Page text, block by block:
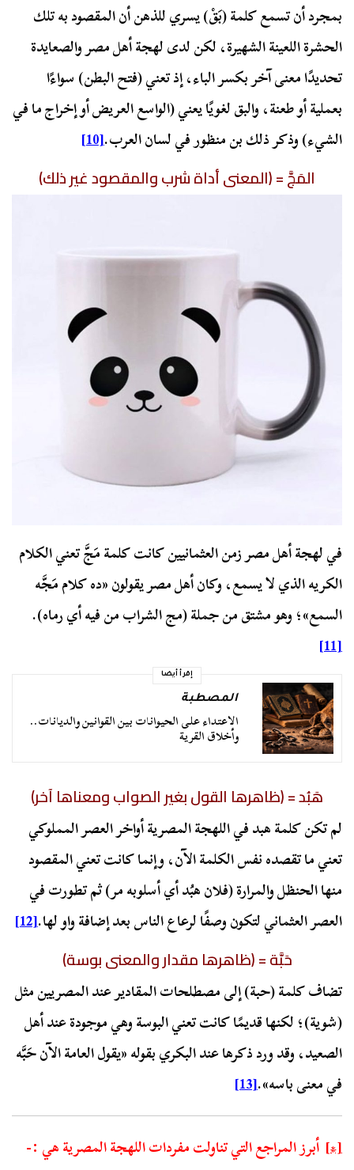
بمجرد أن تسمع كلمة (بَقْ) يسري للذهن أن المقصود به تلك
الحشرة اللعينة الشهيرة، لكن لدى لهجة أهل مصر والصعايدة
تحديدًا معنى آخر بكسر الباء، إذ تعني (فتح البطن) سواءًا
بعملية أو طعنة، والبق لغويًا يعني (الواسع العريض أو إخراج ما في
الشيء) وذكر ذلك بن منظور في لسان العرب.[10]
المَجَّ = (المعنى أداة شرب والمقصود غير ذلك)
في لهجة أهل مصر زمن العثمانيين كانت كلمة مَجَّ تعني الكلام
الكريه الذي لا يسمع، وكان أهل مصر يقولون «ده كلام مَجَّه
السمع»؛ وهو مشتق من جملة (مج الشراب من فيه أي رماه).
[11]
إقرأ أيضا
المصطبة
الاعتداء على الحيوانات بين القوانين والديانات..
وأخلاق القرية
هَبُد = (ظاهرها القول بغير الصواب ومعناها آخر)
لم تكن كلمة هبد في اللهجة المصرية أواخر العصر المملوكي
تعني ما تقصده نفس الكلمة الآن، وإنما كانت تعني المقصود
منها الحنظل والمرارة (فلان هبُد أي أسلوبه مر) ثم تطورت في
العصر العثماني لتكون وصفًا لرعاع الناس بعد إضافة واو لها.[12]
حَبَّة = (ظاهرها مقدار والمعنى بوسة)
تضاف كلمة (حبة) إلى مصطلحات المقادير عند المصريين مثل
(شوية)؛ لكنها قديمًا كانت تعني البوسة وهي موجودة عند أهل
الصعيد، وقد ورد ذكرها عند البكري بقوله «يقول العامة الآن حَبَّه
في معنى باسه».[13]
[*] أبرز المراجع التي تناولت مفردات اللهجة المصرية هي :-